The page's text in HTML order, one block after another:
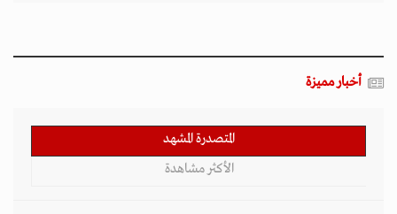
أخبار مميزة
المتصدرة المشهد
الأكثر مشاهدة